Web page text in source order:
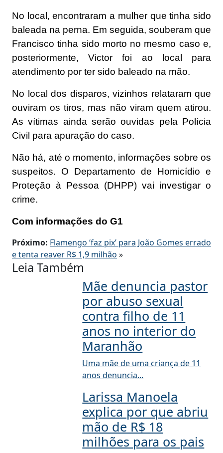
No local, encontraram a mulher que tinha sido
baleada na perna. Em seguida, souberam que
Francisco tinha sido morto no mesmo caso e,
posteriormente, Victor foi ao local para
atendimento por ter sido baleado na mão.
No local dos disparos, vizinhos relataram que
ouviram os tiros, mas não viram quem atirou.
As vítimas ainda serão ouvidas pela Polícia
Civil para apuração do caso.
Não há, até o momento, informações sobre os
suspeitos. O Departamento de Homicídio e
Proteção à Pessoa (DHPP) vai investigar o
crime.
Com informações do G1
Próximo: Flamengo ‘faz pix’ para João Gomes errado
e tenta reaver R$ 1,9 milhão »
Leia Também
Mãe denuncia pastor
por abuso sexual
contra filho de 11
anos no interior do
Maranhão
Uma mãe de uma criança de 11
anos denuncia...
Larissa Manoela
explica por que abriu
mão de R$ 18
milhões para os pais